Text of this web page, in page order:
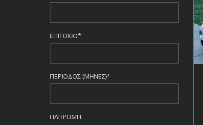
ΕΠΙΤΌΚΙΟ*
ΠΕΡΊΟΔΟΣ (ΜΉΝΕΣ)*
ΠΛΗΡΩΜΉ